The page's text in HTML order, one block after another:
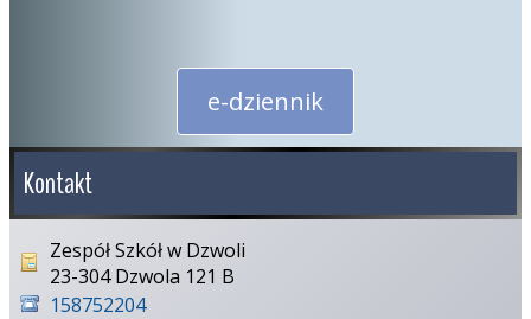
e-dziennik
Kontakt
Zespół Szkół w Dzwoli
23-304 Dzwola 121 B
158752204